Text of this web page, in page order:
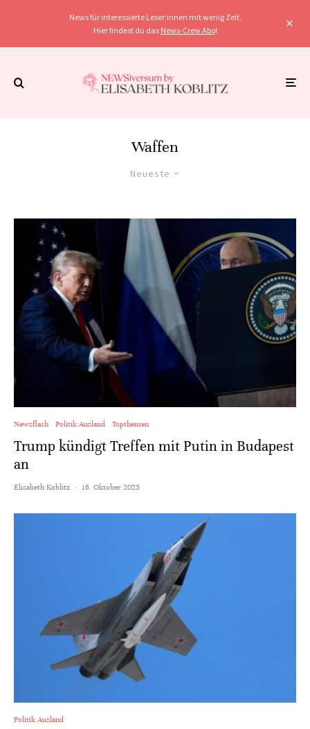
News für interessierte Leser:innen mit wenig Zeit.
Hier findest du das News-Crew Abo!
Waffen
Neueste
Newsflash Politik Ausland Topthemen
Trump kündigt Treffen mit Putin in Budapest
an
Elisabeth Koblitz · 16. Oktober 2025
Politik Ausland